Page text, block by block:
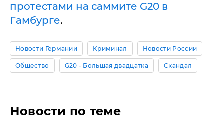
протестами на саммите G20 в
Гамбурге.
Новости Германии Криминал Новости России
Общество G20 - Большая двадцатка Скандал
Новости по теме